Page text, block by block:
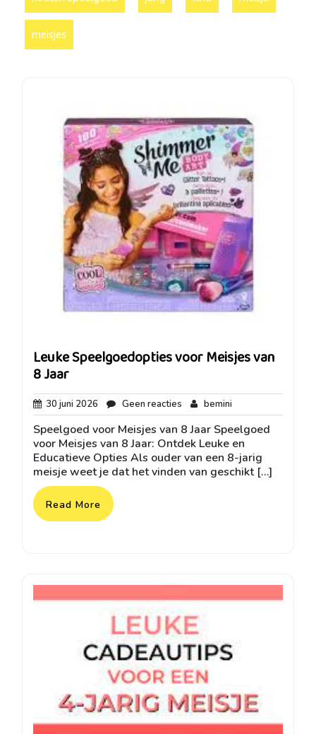
meisjes
Leuke Speelgoedopties voor Meisjes van
8 Jaar
30 juni 2026 30
juni
2026
Geen reacties Geen
reacties
bemini
Speelgoed voor Meisjes van 8 Jaar Speelgoed
voor Meisjes van 8 Jaar: Ontdek Leuke en
Educatieve Opties Als ouder van een 8-jarig
meisje weet je dat het vinden van geschikt […]
Read More